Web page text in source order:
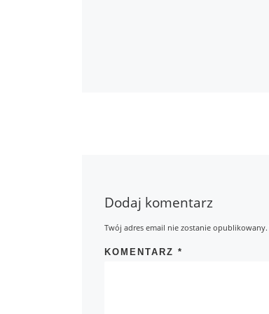
Dodaj komentarz
Twój adres email nie zostanie opublikowany.
KOMENTARZ*